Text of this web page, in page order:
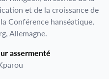
et de la croissance de
la Conférence hanséatique,
Allemagne.
assermenté